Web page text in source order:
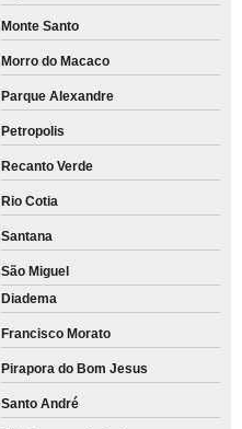
Monte Santo
Morro do Macaco
Parque Alexandre
Petropolis
Recanto Verde
Rio Cotia
Santana
São Miguel
Diadema
Francisco Morato
Pirapora do Bom Jesus
Santo André